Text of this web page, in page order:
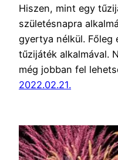
Hiszen, mint egy
születésnapra
gyertya nélkül. Főleg
tűzijáték alkalmával.
még jobban fel
2022.02.21.